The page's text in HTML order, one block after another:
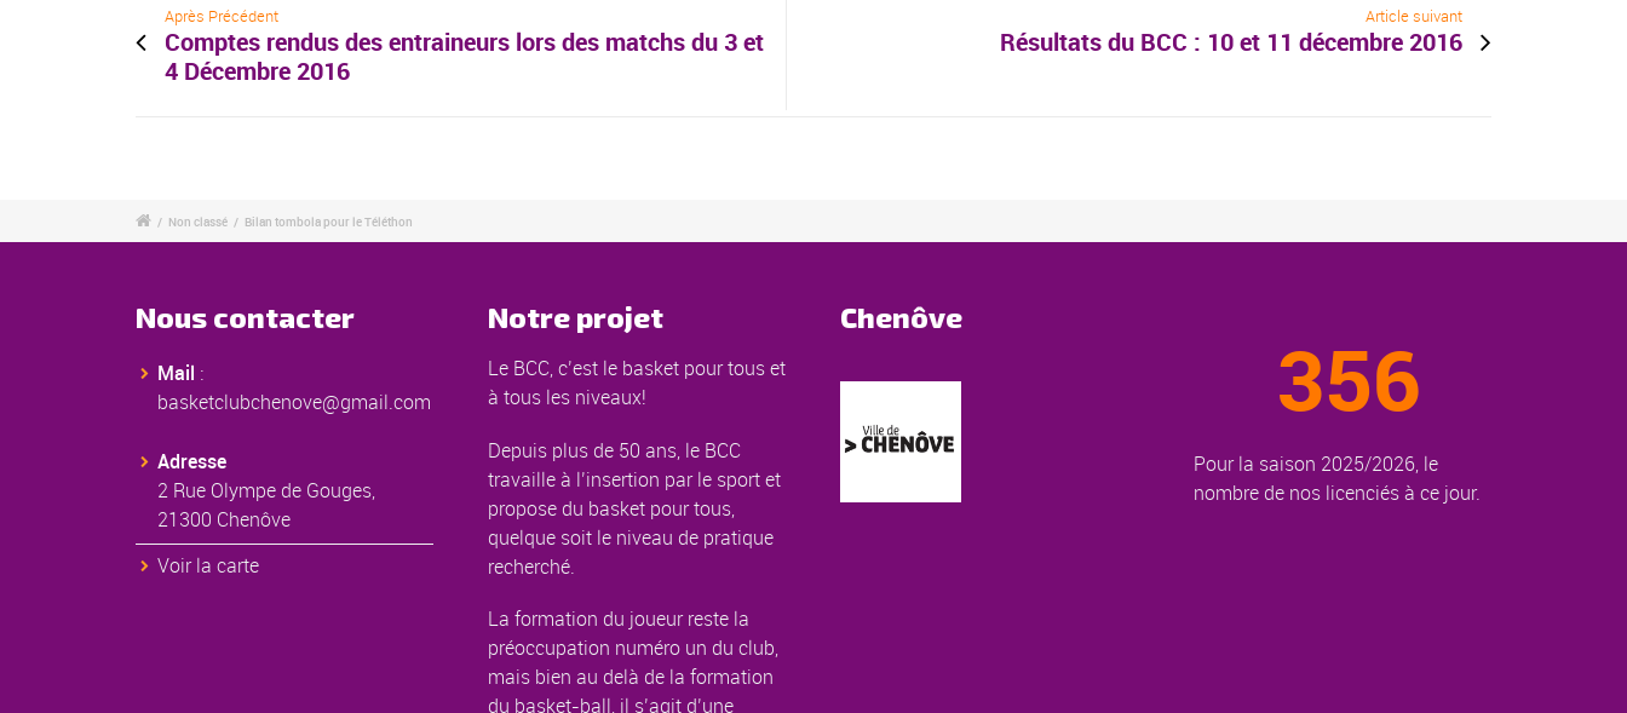
Après Précédent
Comptes rendus des entraineurs lors des matchs du 3 et
4 Décembre 2016
Article suivant
Résultats du BCC : 10 et 11 décembre 2016
/ Non classé / Bilan tombola pour le Téléthon
Nous contacter
Mail :
basketclubchenove@gmail.com
Adresse
2 Rue Olympe de Gouges,
21300 Chenôve
Voir la carte
Notre projet
Le BCC, c’est le basket pour tous et
à tous les niveaux!
Depuis plus de 50 ans, le BCC
travaille à l’insertion par le sport et
propose du basket pour tous,
quelque soit le niveau de pratique
recherché.
La formation du joueur reste la
préoccupation numéro un du club,
mais bien au delà de la formation
du basket-ball, il s’agit d’une
Chenôve
356
Pour la saison 2025/2026, le
nombre de nos licenciés à ce jour.